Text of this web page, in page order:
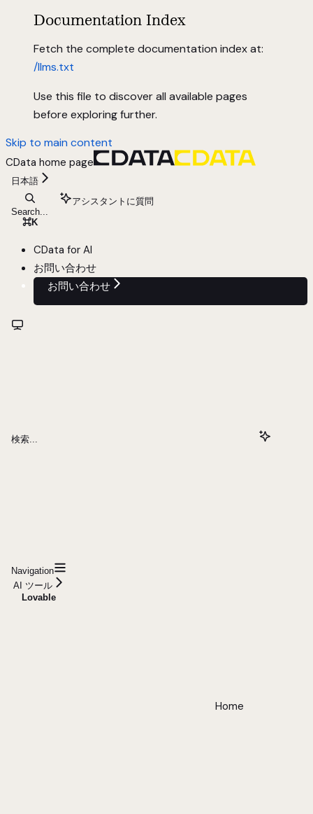
Documentation Index
Fetch the complete documentation index at:
/llms.txt
Use this file to discover all available pages
before exploring further.
Skip to main content
CData home page
日本語
Search...
⌘K
アシスタントに質問
CData for AI
お問い合わせ
お問い合わせ
検索...
Navigation
AI ツール
Lovable
Home